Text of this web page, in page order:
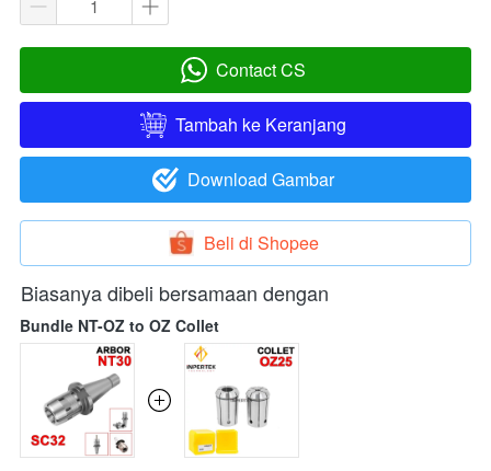
` Contact CS
` Tambah ke Keranjang
` Download Gambar
` Beli di Shopee
Biasanya dibeli bersamaan dengan
Bundle NT-OZ to OZ Collet